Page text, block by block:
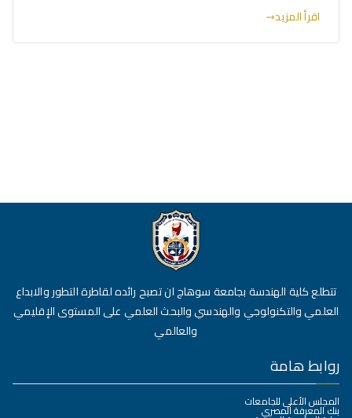
اقرأ المزيد
تتطلع كلية الهندسة بجامعة سوهاج ان تصبح رائده لقاطرة التطور والابداع
العلمي والتكنولوجي والهندسي والبحث العلمي على المستوى الإقليمي
والعالمي
روابط هامة
المجلس الأعلى للجامعات
بنك المعرفة المصري